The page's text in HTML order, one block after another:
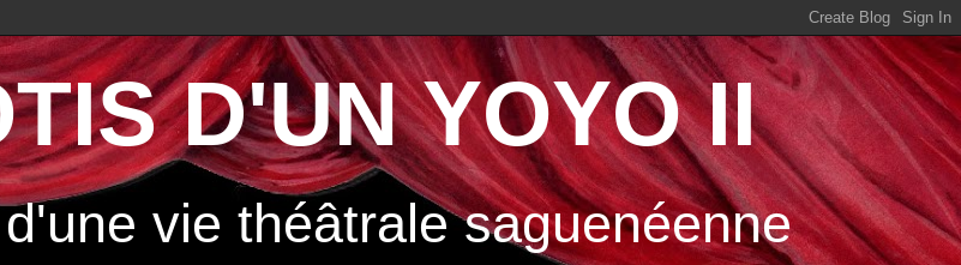
D'UN YOYO II
vie théâtrale saguenéenne